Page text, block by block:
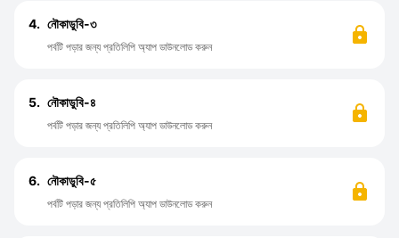
4. নৌকাডুবি-৩
পর্বটি পড়ার জন্য প্রতিলিপি অ্যাপ ডাউনলোড করুন
5. নৌকাডুবি-৪
পর্বটি পড়ার জন্য প্রতিলিপি অ্যাপ ডাউনলোড করুন
6. নৌকাডুবি-৫
পর্বটি পড়ার জন্য প্রতিলিপি অ্যাপ ডাউনলোড করুন